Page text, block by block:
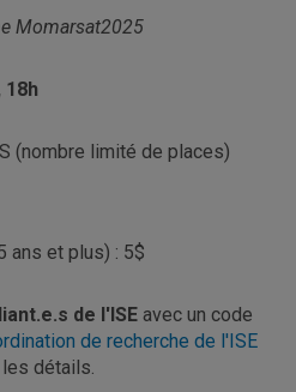
Momarsat2025
(nombre limité de places)
ans et plus) : 5$
de l'ISE avec un code
de recherche de l'ISE
détails.